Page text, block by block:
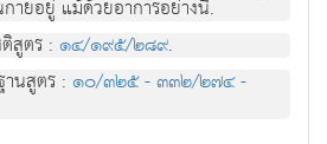
ายอยู่ แม้ด้วยอาการอย่างนี้.
สูตร :๑๔/๑๙๕/๒๘๙.
านสูตร :๑๐/๓๒๕ - ๓๓๒/๒๗๔ -